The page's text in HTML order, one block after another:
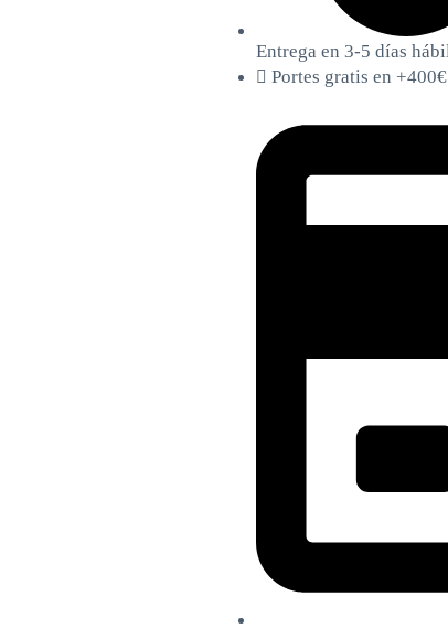
Entrega en 3-5 días
Portes gratis en